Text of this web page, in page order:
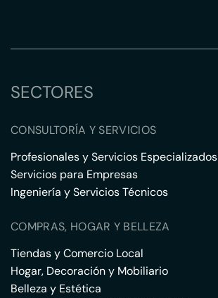
SECTORES
CONSULTORÍA Y SERVICIOS
Profesionales y Servicios Especializados
Servicios para Empresas
Ingeniería y Servicios Técnicos
COMPRAS, HOGAR Y BELLEZA
Tiendas y Comercio Local
Hogar, Decoración y Mobiliario
Belleza y Estética